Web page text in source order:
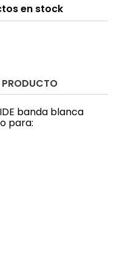
en stock
PRODUCTO
banda blanca
para: